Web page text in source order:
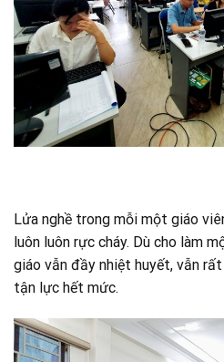
Lửa nghề trong mỗi một giáo
luôn luôn rực cháy. Dù cho làm
giáo vẫn đầy nhiệt huyết, vẫn
tận lực hết mức.